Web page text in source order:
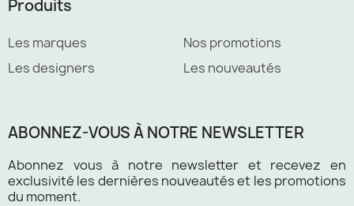
Produits
Les marques
Les designers
Nos promotions
Les nouveautés
ABONNEZ-VOUS À NOTRE NEWSLETTER
Abonnez vous à notre newsletter et recevez en
exclusivité les dernières nouveautés et les promotions
du moment.